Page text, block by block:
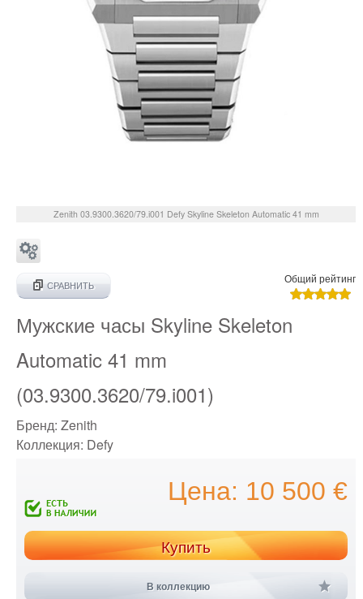
Zenith 03.9300.3620/79.i001 Defy Skyline Skeleton Automatic 41 mm
СРАВНИТЬ
Общий рейтинг
Мужские часы Skyline Skeleton
Automatic 41 mm
(03.9300.3620/79.i001)
Бренд: Zenith
Коллекция: Defy
Цена: 10 500 €
Купить
В коллекцию